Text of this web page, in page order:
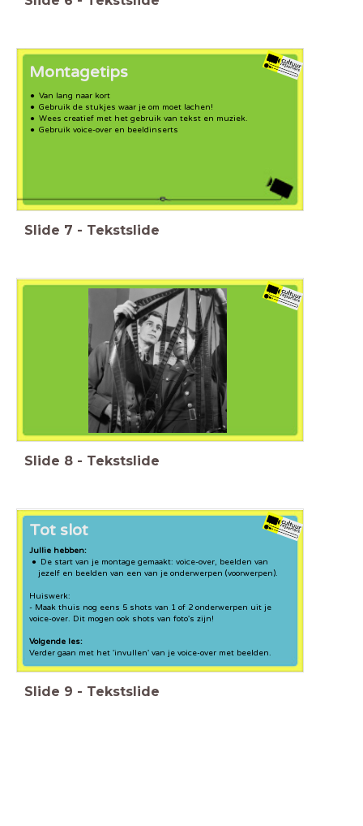
Van lang naar kort
Gebruik de stukjes waar je om moet lachen!
Wees creatief met het gebruik van tekst en muziek.
Gebruik voice-over en beeldinserts
Montagetips
Slide 7 - Tekstslide
Slide 8 - Tekstslide
Tot slot
Jullie hebben:
De start van je montage gemaakt: voice-over, beelden van
jezelf en beelden van een van je onderwerpen (voorwerpen).
Huiswerk:
- Maak thuis nog eens 5 shots van 1 of 2 onderwerpen uit je
voice-over. Dit mogen ook shots van foto's zijn!
Volgende les:
Verder gaan met het 'invullen' van je voice-over met beelden.
Slide 9 - Tekstslide